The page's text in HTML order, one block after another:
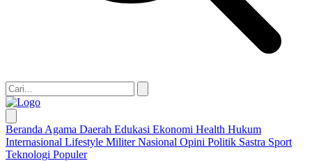
Beranda Agama Daerah Edukasi Ekonomi Health Hukum
Internasional Lifestyle MiliterNasional Opini Politik Sastra Sport
Teknologi Populer